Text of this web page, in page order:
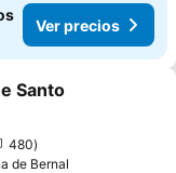
Ver precios
favoritos
Santo
480
de Bernal